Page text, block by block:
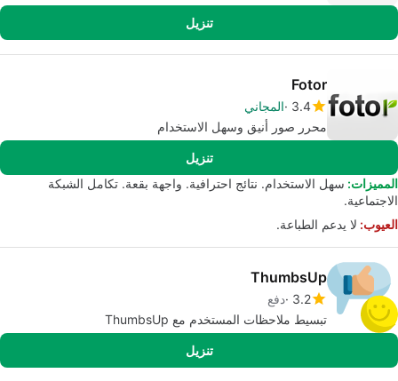
تنزيل
Fotor
3.4 المجاني
محرر صور أنيق وسهل الاستخدام
تنزيل
المميزات: سهل الاستخدام. نتائج احترافية. واجهة بقعة. تكامل الشبكة
الاجتماعية.
العيوب: لا يدعم الطباعة.
ThumbsUp
3.2 دفع
تبسيط ملاحظات المستخدم مع ThumbsUp
تنزيل